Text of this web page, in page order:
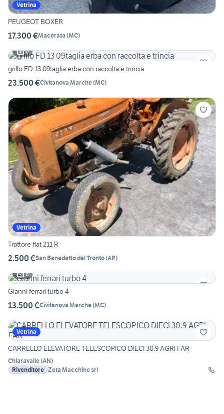
Vetrina
PEUGEOT BOXER
17.300 €Macerata (MC)
6
grillo FD 13 09taglia erba con raccolta e trincia
23.500 €Civitanova Marche(MC)
Vetrina
Trattore fiat 211 R
2.500 €San Benedetto del Tronto(AP)
6
Gianni ferrari turbo 4
13.500 €Civitanova Marche(MC)
Vetrina
CARRELLO ELEVATORE TELESCOPICO DIECI 30.9 AGRI FAR
Chiaravalle(AN)
Rivenditore Zeta Macchine srl